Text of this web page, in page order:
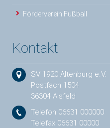
Förderverein Fußball
Kontakt
SV 1920 Altenburg e.V.
Postfach 1504
36304 Alsfeld
Telefon 06631 000000
Telefax 06631 00000